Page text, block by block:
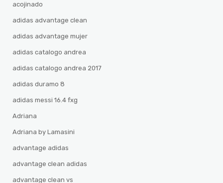
acojinado
adidas advantage clean
adidas advantage mujer
adidas catalogo andrea
adidas catalogo andrea 2017
adidas duramo 8
adidas messi 16.4 fxg
Adriana
Adriana by Lamasini
advantage adidas
advantage clean adidas
advantage clean vs